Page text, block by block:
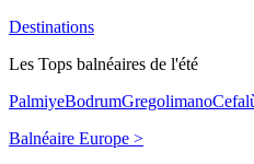
Destinations
Les Tops balnéaires de l'été
PalmiyeBodrumGregolimano
Balnéaire Europe >